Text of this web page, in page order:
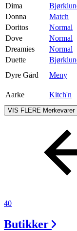
Dima
Donna
Match
Doritos
Normal
Dove
Normal
Dreamies
Normal
Duette
Dyre Gård
Meny
Aarke
Kitch'n
VIS FLERE Merkevarer
40
Butikker